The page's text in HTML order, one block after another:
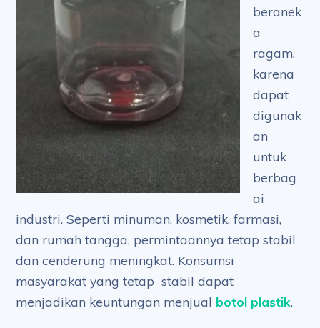
beranek
a
ragam,
karena
dapat
digunak
an
untuk
berbag
ai
industri. Seperti minuman, kosmetik, farmasi,
dan rumah tangga, permintaannya tetap stabil
dan cenderung meningkat. Konsumsi
masyarakat yang tetap stabil dapat
menjadikan keuntungan menjual botol plastik.